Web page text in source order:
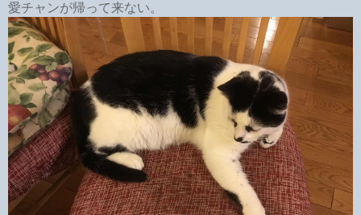
愛チャンが帰って来ない。